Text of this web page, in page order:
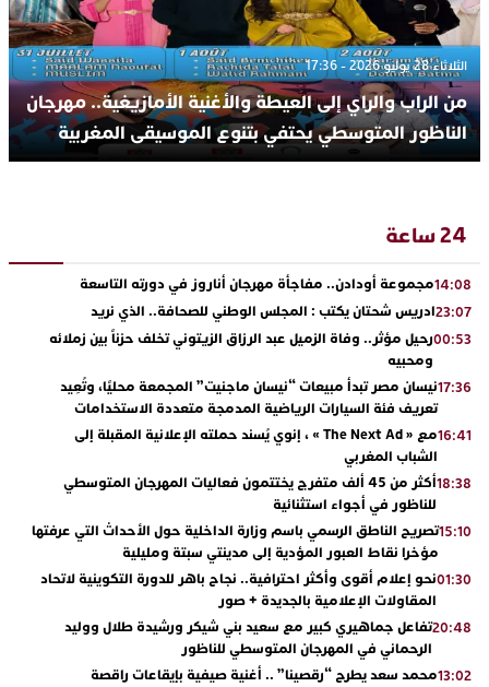
الثلاثاء 28 يوليو 2026 - 17:36
من الراب والراي إلى العيطة والأغنية الأمازيغية.. مهرجان
الناظور المتوسطي يحتفي بتنوع الموسيقى المغربية
24 ساعة
14:08مجموعة أودادن.. مفاجأة مهرجان أناروز في دورته التاسعة
23:07ادريس شحتان يكتب : المجلس الوطني للصحافة.. الذي نريد
00:53رحيل مؤثر.. وفاة الزميل عبد الرزاق الزيتوني تخلف حزناً بين زملائه
ومحبيه
17:36نيسان مصر تبدأ مبيعات “نيسان ماجنيت” المجمعة محليًا، وتُعِيد
تعريف فئة السيارات الرياضية المدمجة متعددة الاستخدامات
16:41
مع « The Next Ad » ، إنوي يُسند حملته الإعلانية المقبلة إلى
الشباب المغربي
18:38
أكثر من 45 ألف متفرج يختتمون فعاليات المهرجان المتوسطي
للناظور في أجواء استثنائية
15:10تصريح الناطق الرسمي باسم وزارة الداخلية حول الأحداث التي عرفتها
مؤخرا نقاط العبور المؤدية إلى مدينتي سبتة ومليلية
01:30نحو إعلام أقوى وأكثر احترافية.. نجاح باهر للدورة التكوينية لاتحاد
المقاولات الإعلامية بالجديدة + صور
20:48تفاعل جماهيري كبير مع سعيد بني شيكر ورشيدة طلال ووليد
الرحماني في المهرجان المتوسطي للناظور
13:02محمد سعد يطرح “رقصينا” .. أغنية صيفية بإيقاعات راقصة